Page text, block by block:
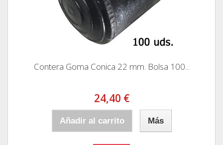
Contera Goma Conica 22 mm. Bolsa 100...
24,40 €
Añadir al carrito Más